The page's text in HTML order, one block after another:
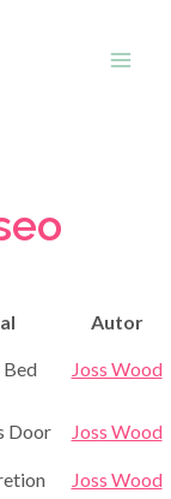
Autor
Bed Joss Wood
Door Joss Wood
Joss Wood